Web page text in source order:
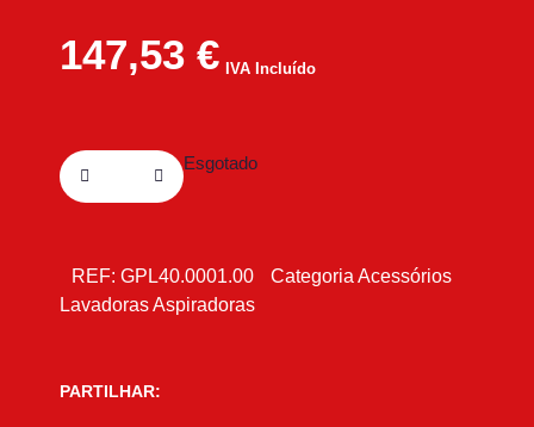
147,53 € IVA Incluído
Esgotado
REF: GPL40.0001.00 Categoria Acessórios
Lavadoras Aspiradoras
PARTILHAR: